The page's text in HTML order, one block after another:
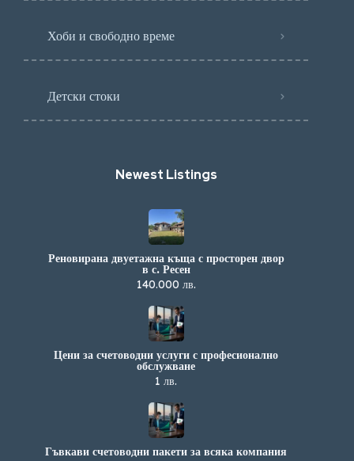
Хоби и свободно време
Детски стоки
Newest Listings​
Реновирана двуетажна къща с просторен двор
в с. Ресен
140.000 лв.
Цени за счетоводни услуги с професионално
обслужване
1 лв.
Гъвкави счетоводни пакети за всяка компания